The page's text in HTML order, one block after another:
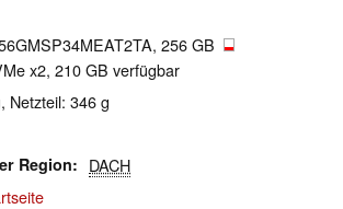
256 GB
x2, 210 GB verfügbar
Netzteil: 346 g
Region DACH